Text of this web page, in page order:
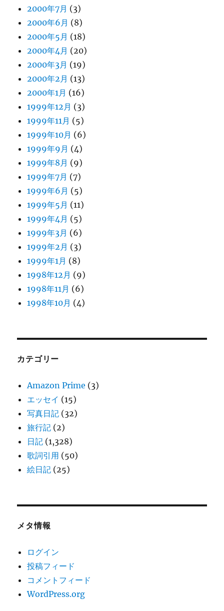
2000年7月 (3)
2000年6月 (8)
2000年5月 (18)
2000年4月 (20)
2000年3月 (19)
2000年2月 (13)
2000年1月 (16)
1999年12月 (3)
1999年11月 (5)
1999年10月 (6)
1999年9月 (4)
1999年8月 (9)
1999年7月 (7)
1999年6月 (5)
1999年5月 (11)
1999年4月 (5)
1999年3月 (6)
1999年2月 (3)
1999年1月 (8)
1998年12月 (9)
1998年11月 (6)
1998年10月 (4)
カテゴリー
Amazon Prime (3)
エッセイ (15)
写真日記 (32)
旅行記 (2)
日記 (1,328)
歌詞引用 (50)
絵日記 (25)
メタ情報
ログイン
投稿フィード
コメントフィード
WordPress.org